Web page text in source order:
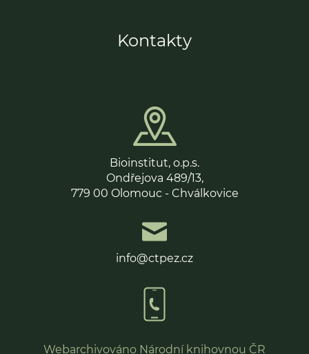
Kontakty
Bioinstitut, o.p.s.
Ondřejova 489/13,
779 00 Olomouc - Chválkovice
info@ctpez.cz
Webarchivováno Národní knihovnou ČR